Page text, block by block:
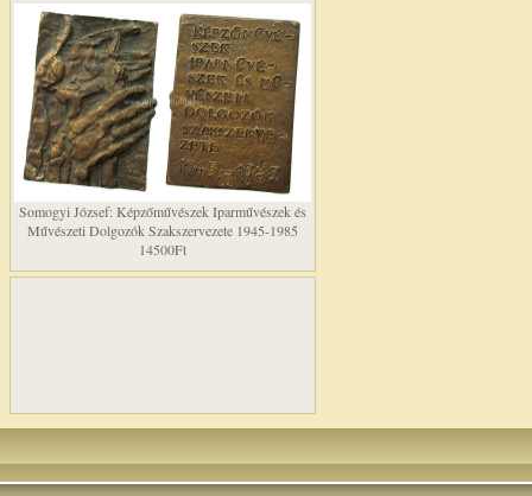
Somogyi József: Képzőművészek Iparművészek és
Művészeti Dolgozók Szakszervezete 1945-1985
14500Ft